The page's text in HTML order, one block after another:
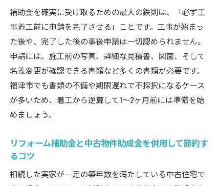
補助金を確実に受け取るための最大の鉄則は、「必ず工
事着工前に申請を完了させる」ことです。工事が始まっ
た後や、完了した後の事後申請は一切認められません。
申請には、施工前の写真、詳細な見積書、図面、そして
名義変更が確認できる書類など多くの書類が必要です。
福津市でも書類の不備や期限遅れで不採択になるケース
が多いため、着工から逆算して1〜2ヶ月前には準備を始
めましょう。
リフォーム補助金と中古物件助成金を併用して節約す
るコツ
相続した実家が一定の築年数を満たしている中古住宅で